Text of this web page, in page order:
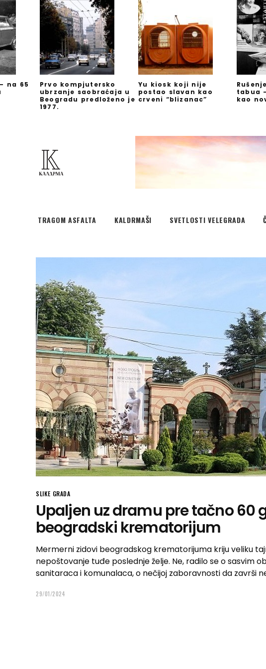
na 65
Prvo kompjutersko
ubrzanje saobraćaja u
Beogradu predloženo je
1977.
Yu kiosk koji nije
postao slavan kao
crveni “blizanac”
tabua
kao
TRAGOM ASFALTA KALDRMAŠI SVETLOSTI VELEGRADA
SLIKE GRADA
Upaljen uz dramu pre tačno 60
beogradski krematorijum
Mermerni zidovi beogradskog krematorijuma kriju veliku
nepoštovanje tuđe poslednje želje. Ne, radilo se o sasvim
sanitaraca i komunalaca, o nečijoj zaboravnosti da završi
29/01/2024